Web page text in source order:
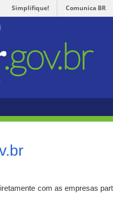
Simplifique! Comunica BR
com as empresas